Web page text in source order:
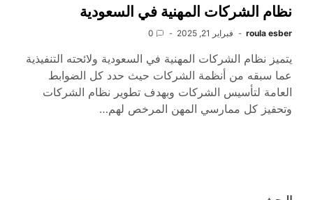
نظام الشركات المهنية في السعودية
roula esber فبراير 21, 2025 0
يتميز نظام الشركات المهنية في السعودية ولائحته التنفيذية
عما سبقه من أنظمة الشركات حيث حدد كل الضوابط
العامة لتأسيس الشركات وبهدف تطوير نظام الشركات
وتحفيز كل ممارسي المهن المرخص لهم…